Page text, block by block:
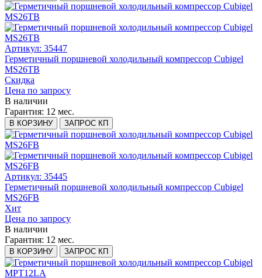
Артикул: 35447
Герметичный поршневой холодильный компрессор Cubigel
MS26ТB
Скидка
Цена по запросу
В наличии
Гарантия: 12 мес.
В КОРЗИНУ ЗАПРОС КП
Артикул: 35445
Герметичный поршневой холодильный компрессор Cubigel
MS26FB
Хит
Цена по запросу
В наличии
Гарантия: 12 мес.
В КОРЗИНУ ЗАПРОС КП